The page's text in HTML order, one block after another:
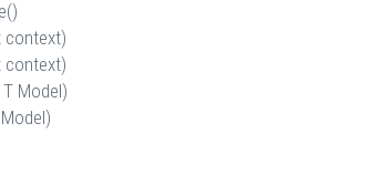
context)
context)
Model)